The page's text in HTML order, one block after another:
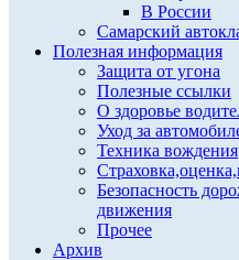
В России
Самарский
Полезная информация
Защита от угона
Полезные ссылки
О здоровье
Уход за
Техника вождения
Безопасность
движения
Прочее
Архив